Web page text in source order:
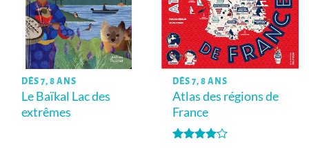
DÈS 7, 8 ANS
Le Baïkal Lac des
extrêmes
DÈS 7, 8 ANS
Atlas des régions de
France